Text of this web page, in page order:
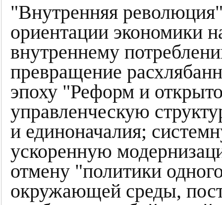
"Внутренняя
ориентации экономики
внутреннему
превращение
эпоху "Реформ и
управленческую
и единоначалия;
ускоренную
отмену "политики
окружающей среды,